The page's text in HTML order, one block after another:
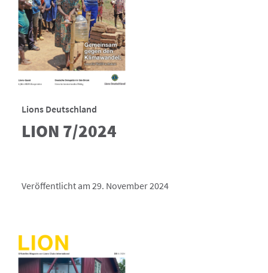
Lions Deutschland
LION 7/2024
Veröffentlicht am 29. November 2024